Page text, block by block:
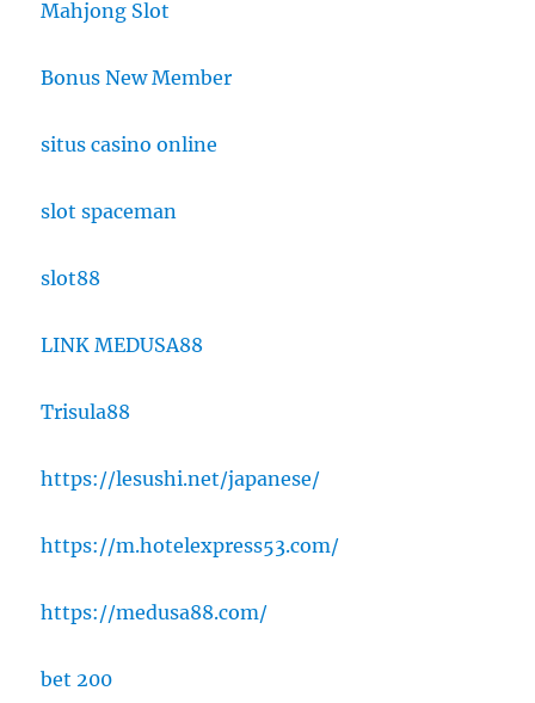
Mahjong Slot
Bonus New Member
situs casino online
slot spaceman
slot88
LINK MEDUSA88
Trisula88
https://lesushi.net/japanese/
https://m.hotelexpress53.com/
https://medusa88.com/
bet 200